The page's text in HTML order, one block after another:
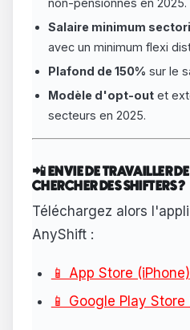
non-pensionnés en 2025.
Salaire minimum
avec un minimum flexi
Plafond de 150% sur le
Modèle d'opt-out et
secteurs en 2025.
📲 ENVIE DE TRAVAILLER
CHERCHER DES SHIFTERS ?
Téléchargez alors
AnyShift :
📱 App Store (iPhone)
📱 Google Play